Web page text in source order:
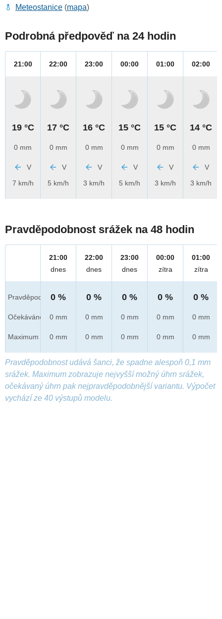
Meteostanice (mapa)
Podrobná předpověď na 24 hodin
21:00
19 °C
0 mm
V
7 km/h
22:00
17 °C
0 mm
V
5 km/h
23:00
16 °C
0 mm
V
3 km/h
00:00
15 °C
0 mm
V
5 km/h
01:00
15 °C
0 mm
V
3 km/h
02:00
14 °C
0 mm
V
3 km/h
Pravděpodobnost srážek na 48 hodin
Pravděpod.
Očekáváno
Maximum
21:00
dnes
0 %
0 mm
0 mm
22:00
dnes
0 %
0 mm
0 mm
23:00
dnes
0 %
0 mm
0 mm
00:00
zítra
0 %
0 mm
0 mm
01:00
zítra
0 %
0 mm
0 mm
Pravděpodobnost udává šanci, že spadne alespoň 0,1 mm
srážek. Maximum zobrazuje nejvyšší možný úhrn srážek,
očekávaný úhrn pak nejpravděpodobnější variantu. Výpočet
vychází ze 40 výstupů modelu.